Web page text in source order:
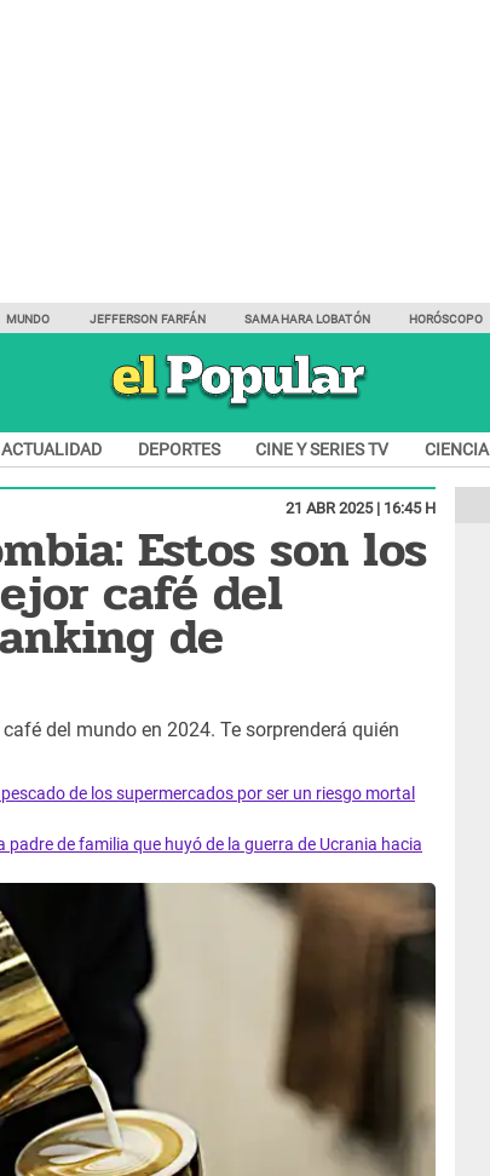
MUNDO JEFFERSON FARFÁN SAMAHARA LOBATÓN HORÓSCOPO
ACTUALIDAD DEPORTES CINE Y SERIES TV CIENCIA
21 ABR 2025 | 16:45 H
Estos son los
café del
de
del mundo en 2024. Te sorprenderá quién
de los supermercados por ser un riesgo mortal
padre de familia que huyó de la guerra de Ucrania hacia